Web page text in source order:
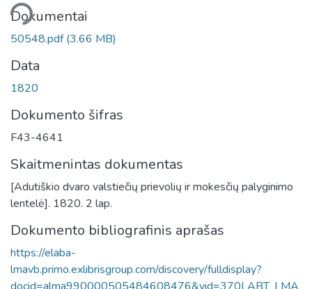
Dokumentai
50548.pdf(3.66 MB)
Data
1820
Dokumento šifras
F43-4641
Skaitmenintas dokumentas
[Adutiškio dvaro valstiečių prievolių ir mokesčių palyginimo
lentelė]. 1820. 2 lap.
Dokumento bibliografinis aprašas
https://elaba-
lmavb.primo.exlibrisgroup.com/discovery/fulldisplay?